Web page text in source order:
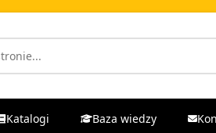
Katalogi Baza wiedzy